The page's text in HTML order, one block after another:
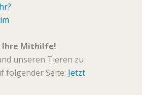
Ihre Mithilfe!
unseren Tieren zu
folgender Seite: Jetzt